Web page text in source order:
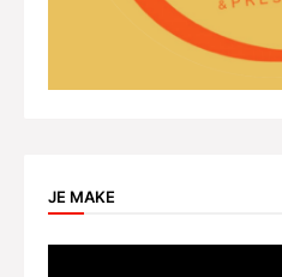
JE MAKE